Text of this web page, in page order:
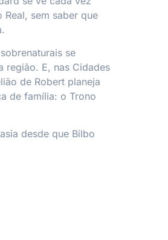
sem saber que
se
região. E, nas Cidades
de Robert planeja
de família: o Trono
desde que Bilbo